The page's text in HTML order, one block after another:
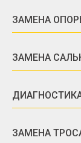
ЗАМЕНА
ЗАМЕНА
ЗАМЕНА